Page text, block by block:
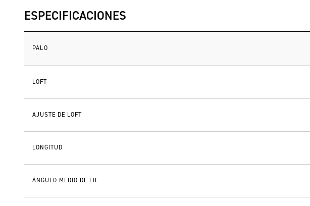
ESPECIFICACIONES
PALO
LOFT
AJUSTE DE LOFT
LONGITUD
ÁNGULO MEDIO DE LIE